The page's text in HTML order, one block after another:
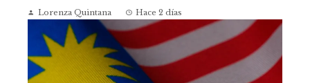
Lorenza Quintana Hace 2 días